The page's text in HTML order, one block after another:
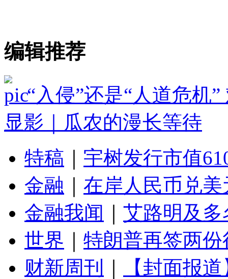
编辑推荐
“入侵”还是“人道危机
显影｜瓜农的漫长等待
特稿
宇树发行市值
金融
在岸人民币兑
金融我闻
艾路明及
世界
特朗普再签两
财新周刊
【封面报